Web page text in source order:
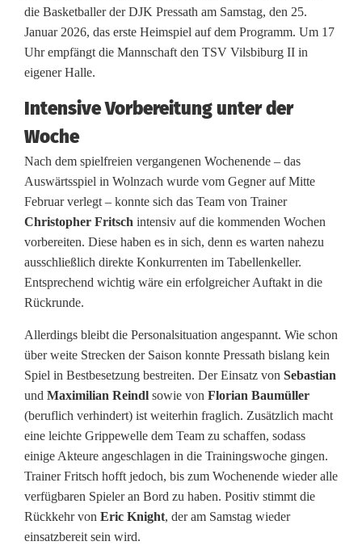
a
y
e
r
n
l
i
g
a
:
r
s
t
e
s
H
e
die Basketballer der DJK Pressath am Samstag, den 25.
Januar 2026, das erste Heimspiel auf dem Programm. Um 17
Uhr empfängt die Mannschaft den TSV Vilsbiburg II in
eigener Halle.
Intensive Vorbereitung unter der
Woche
Nach dem spielfreien vergangenen Wochenende – das
Auswärtsspiel in Wolnzach wurde vom Gegner auf Mitte
Februar verlegt – konnte sich das Team von Trainer
Christopher Fritsch intensiv auf die kommenden Wochen
vorbereiten. Diese haben es in sich, denn es warten nahezu
ausschließlich direkte Konkurrenten im Tabellenkeller.
Entsprechend wichtig wäre ein erfolgreicher Auftakt in die
Rückrunde.
Allerdings bleibt die Personalsituation angespannt. Wie schon
über weite Strecken der Saison konnte Pressath bislang kein
Spiel in Bestbesetzung bestreiten. Der Einsatz von Sebastian
und Maximilian Reindl sowie von Florian Baumüller
(beruflich verhindert) ist weiterhin fraglich. Zusätzlich macht
eine leichte Grippewelle dem Team zu schaffen, sodass
einige Akteure angeschlagen in die Trainingswoche gingen.
Trainer Fritsch hofft jedoch, bis zum Wochenende wieder alle
verfügbaren Spieler an Bord zu haben. Positiv stimmt die
Rückkehr von Eric Knight, der am Samstag wieder
einsatzbereit sein wird.